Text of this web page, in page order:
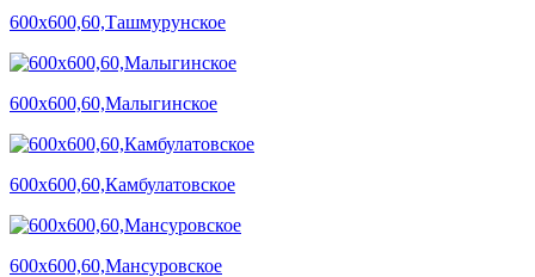
600х600,60,Ташмурунское
600х600,60,Малыгинское
600х600,60,Камбулатовское
600х600,60,Мансуровское